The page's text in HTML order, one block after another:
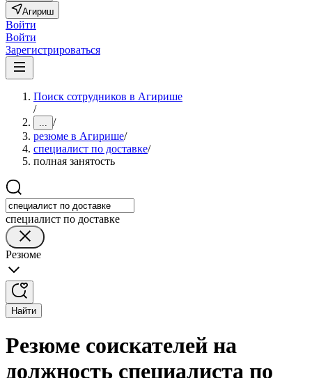
Агириш
Войти
Войти
Зарегистрироваться
Поиск сотрудников в Агирише
/
... /
резюме в Агирише/
специалист по доставке/
полная занятость
специалист по доставке
Резюме
Найти
Резюме соискателей на
должность специалиста по